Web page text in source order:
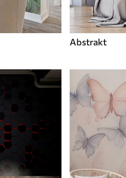
Abstrakt